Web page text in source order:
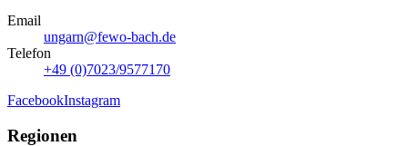
Email
ungarn@fewo-bach.de
Telefon
+49 (0)7023/9577170
FacebookInstagram
Regionen